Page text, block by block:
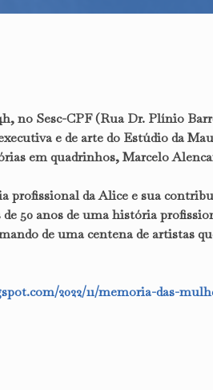
no Sesc-CPF (Rua Dr. Plínio
e de arte do Estúdio da
em quadrinhos, Marcelo
profissional da Alice e sua
50 anos de uma história
de uma centena de artistas
2022/11/memoria-das-